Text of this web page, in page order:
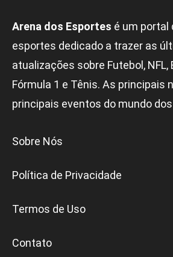
Arena dos Esportes é um portal
esportes dedicado a trazer as
atualizações sobre Futebol, NFL,
Fórmula 1 e Tênis. As principais
principais eventos do mundo
Sobre Nós
Política de Privacidade
Termos de Uso
Contato